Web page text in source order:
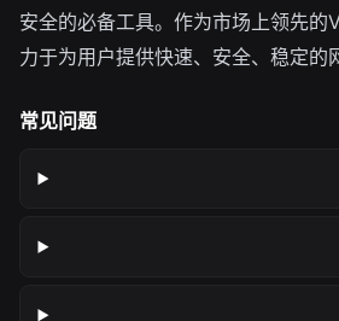
安全的必备工具。作为市场上领先的
力于为用户提供快速、安全、稳定的
常见问题